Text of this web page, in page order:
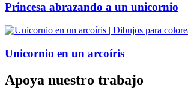
Princesa abrazando a un unicornio
Unicornio en un arcoíris
Apoya nuestro trabajo